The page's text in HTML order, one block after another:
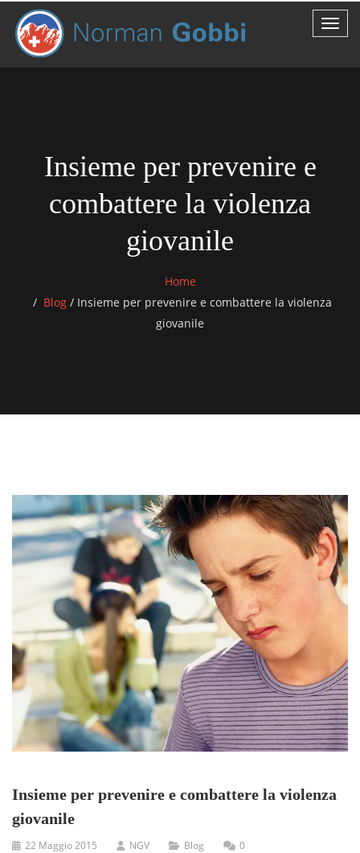
Insieme per prevenire e
combattere la violenza
giovanile
Home
Blog /Insieme per prevenire e combattere la violenza
giovanile
Insieme per prevenire e combattere la violenza
giovanile
22 Maggio 2015 NGV Blog 0